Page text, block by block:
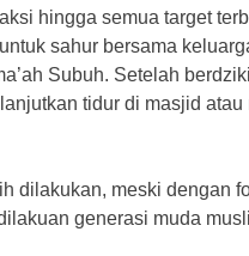
hingga semua target
sahur bersama
Subuh. Setelah
tidur di masjid
dilakukan, meski dengan
generasi muda